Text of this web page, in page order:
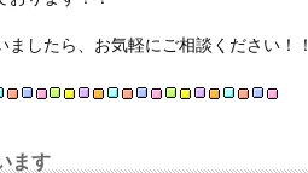
したら、お気軽にご相談ください！！
ます